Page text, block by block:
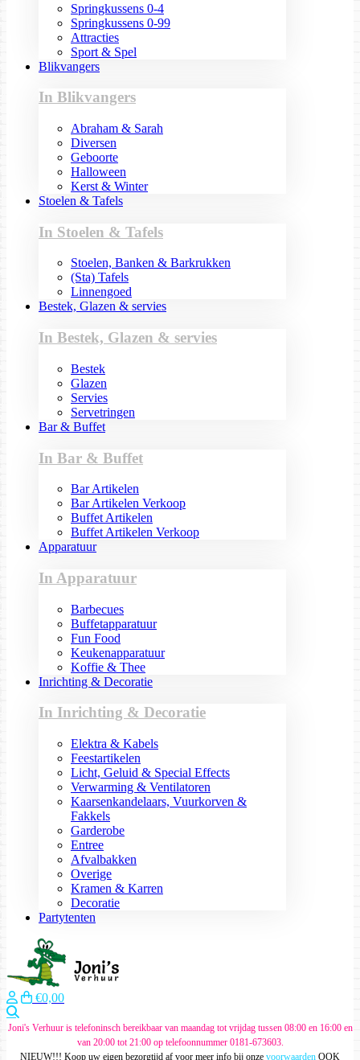
Springkussens 0-4
Springkussens 0-99
Attracties
Sport & Spel
Blikvangers
In Blikvangers
Abraham & Sarah
Diversen
Geboorte
Halloween
Kerst & Winter
Stoelen & Tafels
In Stoelen & Tafels
Stoelen, Banken & Barkrukken
(Sta) Tafels
Linnengoed
Bestek, Glazen & servies
In Bestek, Glazen & servies
Bestek
Glazen
Servies
Servetringen
Bar & Buffet
In Bar & Buffet
Bar Artikelen
Bar Artikelen Verkoop
Buffet Artikelen
Buffet Artikelen Verkoop
Apparatuur
In Apparatuur
Barbecues
Buffetapparatuur
Fun Food
Keukenapparatuur
Koffie & Thee
Inrichting & Decoratie
In Inrichting & Decoratie
Elektra & Kabels
Feestartikelen
Licht, Geluid & Special Effects
Verwarming & Ventilatoren
Kaarsenkandelaars, Vuurkorven &
Fakkels
Garderobe
Entree
Afvalbakken
Overige
Kramen & Karren
Decoratie
Partytenten
€0,00
Joni's Verhuur is telefoninsch bereikbaar van maandag tot vrijdag tussen 08:00 en 16:00 en
van 20:00 tot 21:00 op telefoonnummer 0181-673603.
NIEUW!!! Koop uw eigen bezorgtijd af voor meer info bij onze voorwaarden OOK